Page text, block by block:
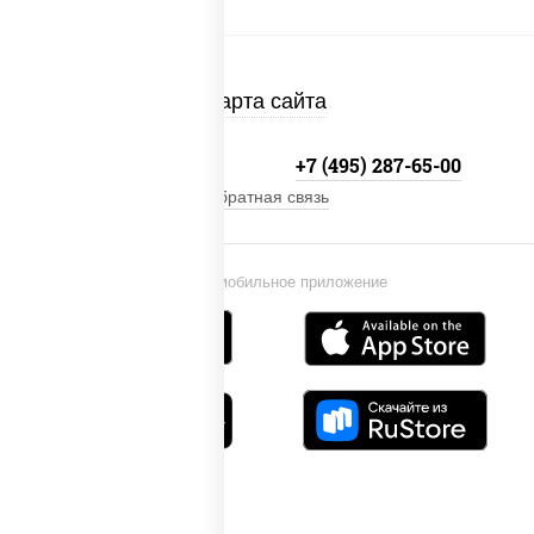
Карта сайта
Установи мобильное приложение
+7 (495) 287-65-00
Обратная связь